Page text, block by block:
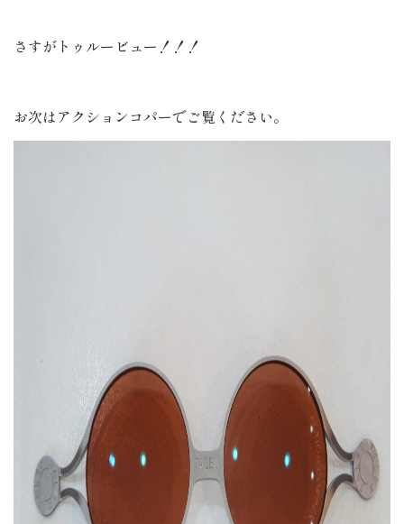
さすがトゥルービュー！！！
お次はアクションコパーでご覧ください。